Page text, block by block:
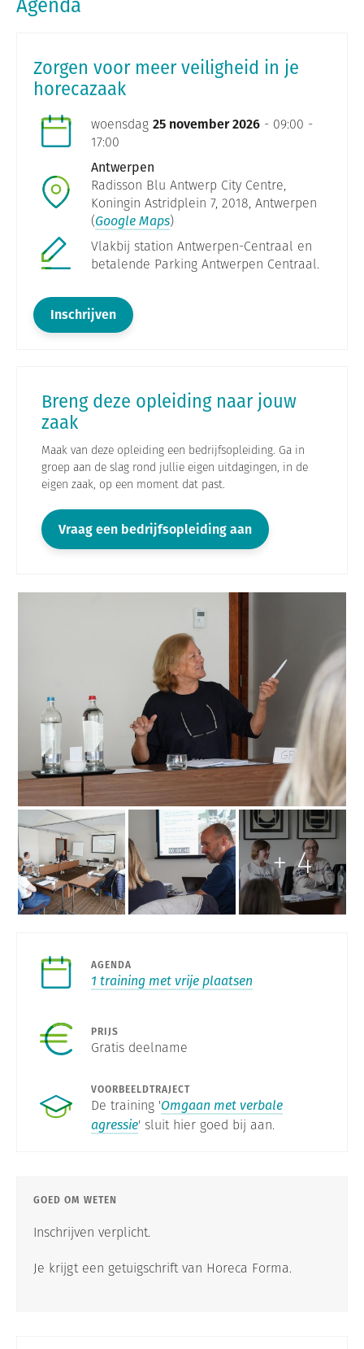
Zorgen voor meer veiligheid in je
horecazaak
woensdag 25 november 2026 - 09:00 -
17:00
Antwerpen
Radisson Blu Antwerp City Centre,
Koningin Astridplein 7, 2018, Antwerpen
(Google Maps)
Vlakbij station Antwerpen-Centraal en
betalende Parking Antwerpen Centraal.
Inschrijven
Breng deze opleiding naar jouw
zaak
Maak van deze opleiding een bedrijfsopleiding. Ga in
groep aan de slag rond jullie eigen uitdagingen, in de
eigen zaak, op een moment dat past.
Vraag een bedrijfsopleiding aan
r
y
+4
AGENDA
1 training met vrije plaatsen
PRIJS
Gratis deelname
VOORBEELDTRAJECT
De training 'Omgaan met verbale
agressie' sluit hier goed bij aan.
GOED OM WETEN
Inschrijven verplicht.
Je krijgt een getuigschrift van Horeca Forma.